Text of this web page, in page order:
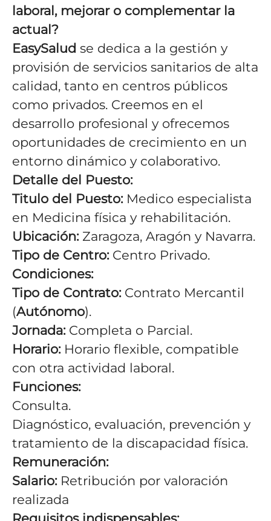
laboral, mejorar o complementar la
actual?
EasySalud se dedica a la gestión y
provisión de servicios sanitarios de alta
calidad, tanto en centros públicos
como privados. Creemos en el
desarrollo profesional y ofrecemos
oportunidades de crecimiento en un
entorno dinámico y colaborativo.
Detalle del Puesto:
Titulo del Puesto:Medico especialista
en Medicina física y rehabilitación.
Ubicación:Zaragoza, Aragón y Navarra.
Tipo de Centro:Centro Privado.
Condiciones:
Tipo de Contrato:Contrato Mercantil
(Autónomo).
Jornada:Completa o Parcial.
Horario: Horario flexible, compatible
con otra actividad laboral.
Funciones:
Consulta.
Diagnóstico, evaluación, prevención y
tratamiento de la discapacidad física.
Remuneración:
Salario: Retribución por valoración
realizada